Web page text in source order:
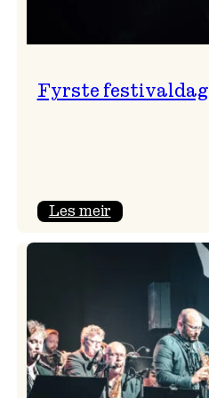
Fyrste festivaldag
Les meir: